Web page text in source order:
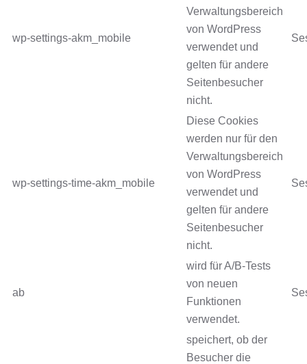
wp-settings-akm_mobile
Verwaltungsbereich
von WordPress
verwendet und
gelten für andere
Seitenbesucher
nicht.
wp-settings-time-akm_mobile
Diese Cookies
werden nur für den
Verwaltungsbereich
von WordPress
verwendet und
gelten für andere
Seitenbesucher
nicht.
ab
wird für A/B-Tests
von neuen
Funktionen
verwendet.
speichert, ob der
Besucher die